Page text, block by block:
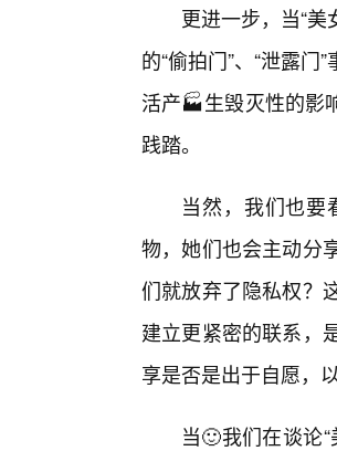
更进一步，当“
的“偷拍门”、“泄露
活产🏭生毁灭性的影
践踏。
当然，我们也要
物，她们也会主动分
们就放弃了隐私权？
建立更紧密的联系，
享是否是出于自愿，
当🙂我们在谈论